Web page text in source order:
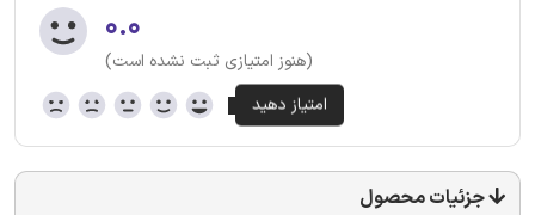
۰.۰
(هنوز امتیازی ثبت نشده است)
جزئیات محصول